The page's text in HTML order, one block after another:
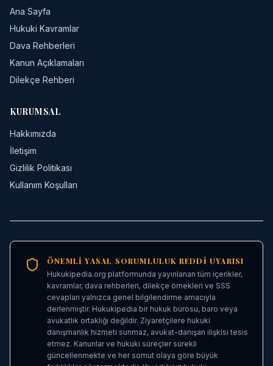
Ana Sayfa
Hukuki Kavramlar
Dava Rehberleri
Kanun Açıklamaları
Dilekçe Rehberi
KURUMSAL
Hakkımızda
İletişim
Gizlilik Politikası
Kullanım Koşulları
ÖNEMLI YASAL SORUMLULUK REDDI UYARISI
Hukukipedia.org platformunda yayınlanan tüm içerikler,
kavramlar, dava rehberleri, dilekçe örnekleri ve SSS
cevapları yalnızca genel bilgilendirme amacıyla
derlenmiştir. Hukukipedia bir hukuk bürosu, baro veya
avukatlık ortaklığı değildir. Ziyaretçilere hukuki
danışmanlık hizmeti sunmaz, avukat-danışan ilişkisi tesis
etmez. Kanunlar ve hukuki süreçler sürekli
güncellenmekte ve her somut olaya göre büyük